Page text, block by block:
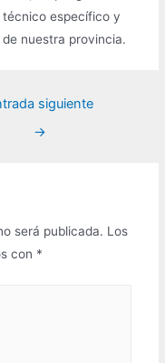
específico y
nuestra provincia.
siguiente
→
será publicada. Los
con *